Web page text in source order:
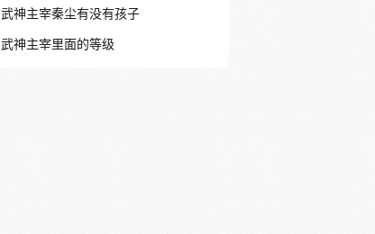
武神主宰秦尘有没有孩子
武神主宰里面的等级